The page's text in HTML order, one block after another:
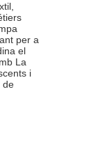
per a
el
La
i
de